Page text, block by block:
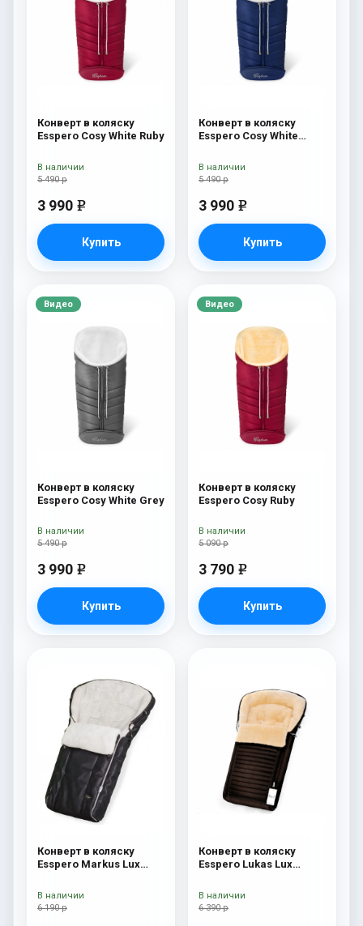
Конверт в коляску
Esspero Cosy White Ruby
5 490 р
3 990 e
Купить
В наличии
Конверт в коляску
Esspero Cosy White
5 490 р
3 990 e
Купить
В наличии
Видео
Конверт в коляску
Esspero Cosy White Grey
5 490 р
3 990 e
Купить
В наличии
Видео
Конверт в коляску
Esspero Cosy Ruby
5 090 р
3 790 e
Купить
В наличии
Конверт в коляску
Esspero Markus Lux
овечья шерсть) Black
6 190 р
В наличии
Конверт в коляску
Esspero Lukas Lux
шерсть) Brown
6 390 р
В наличии